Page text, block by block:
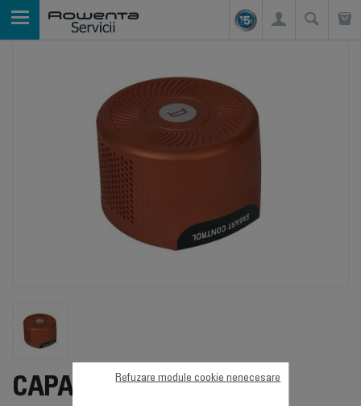
CAPAC SS-7222117134
Refuzare module cookie nenecesare